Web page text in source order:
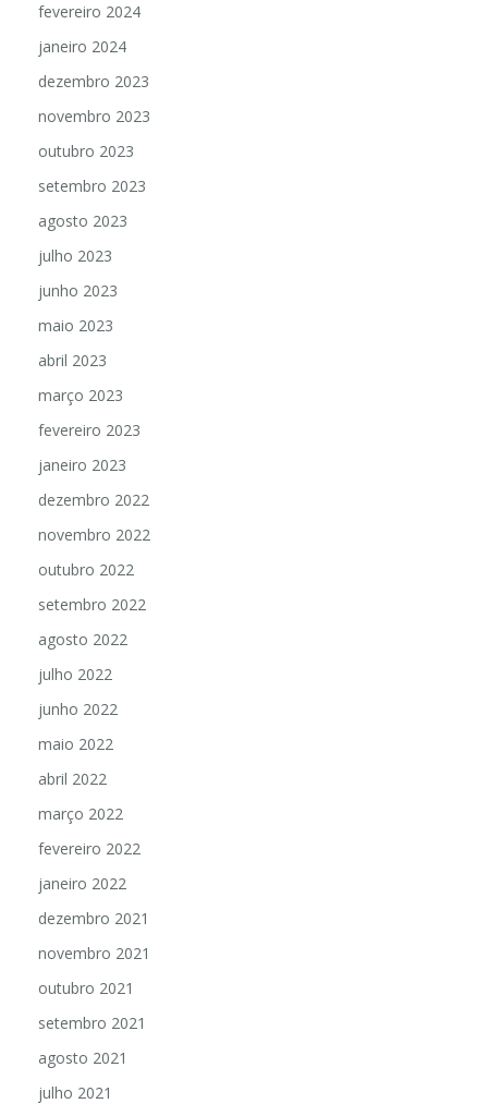
fevereiro 2024
janeiro 2024
dezembro 2023
novembro 2023
outubro 2023
setembro 2023
agosto 2023
julho 2023
junho 2023
maio 2023
abril 2023
março 2023
fevereiro 2023
janeiro 2023
dezembro 2022
novembro 2022
outubro 2022
setembro 2022
agosto 2022
julho 2022
junho 2022
maio 2022
abril 2022
março 2022
fevereiro 2022
janeiro 2022
dezembro 2021
novembro 2021
outubro 2021
setembro 2021
agosto 2021
julho 2021